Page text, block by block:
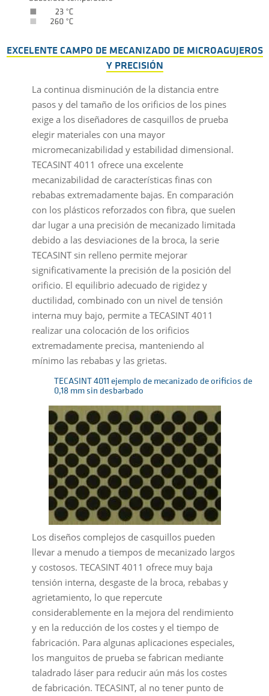
EXCELENTE CAMPO DE MECANIZADO DE MICROAGUJEROS
Y PRECISIÓN
La continua disminución de la distancia entre
pasos y del tamaño de los orificios de los pines
exige a los diseñadores de casquillos de prueba
elegir materiales con una mayor
micromecanizabilidad y estabilidad dimensional.
TECASINT 4011 ofrece una excelente
mecanizabilidad de características finas con
rebabas extremadamente bajas. En comparación
con los plásticos reforzados con fibra, que suelen
dar lugar a una precisión de mecanizado limitada
debido a las desviaciones de la broca, la serie
TECASINT sin relleno permite mejorar
significativamente la precisión de la posición del
orificio. El equilibrio adecuado de rigidez y
ductilidad, combinado con un nivel de tensión
interna muy bajo, permite a TECASINT 4011
realizar una colocación de los orificios
extremadamente precisa, manteniendo al
mínimo las rebabas y las grietas.
TECASINT 4011 ejemplo de mecanizado de orificios de
0,18 mm sin desbarbado
Los diseños complejos de casquillos pueden
llevar a menudo a tiempos de mecanizado largos
y costosos. TECASINT 4011 ofrece muy baja
tensión interna, desgaste de la broca, rebabas y
agrietamiento, lo que repercute
considerablemente en la mejora del rendimiento
y en la reducción de los costes y el tiempo de
fabricación. Para algunas aplicaciones especiales,
los manguitos de prueba se fabrican mediante
taladrado láser para reducir aún más los costes
de fabricación. TECASINT, al no tener punto de